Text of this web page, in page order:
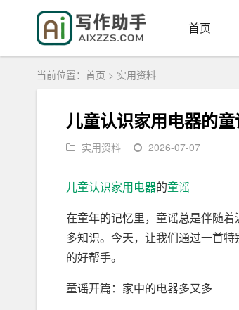
首页
当前位置： 首页 > 实用资料
儿童认识家用电器的
实用资料 2026-07-07
儿童认识家用电器的童谣
在童年的记忆里，童谣总是伴随
多知识。今天，让我们通过一首
的好帮手。
童谣开篇：家中的电器多又多